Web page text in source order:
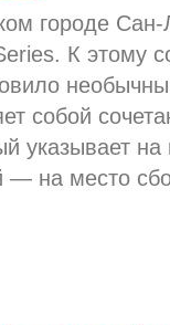
городе
К этому
собой
указывает
— на место